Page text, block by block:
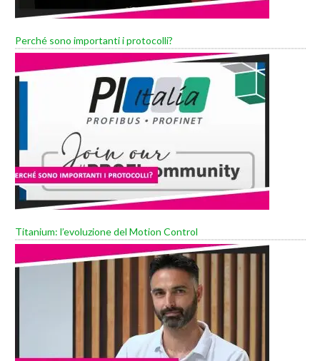
Perché sono importanti i protocolli?
Titanium: l’evoluzione del Motion Control